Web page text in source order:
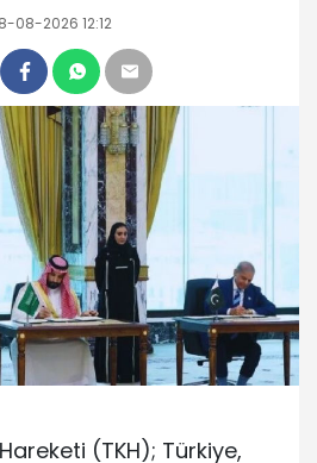
08-2026 12:12
(TKH); Türkiye,